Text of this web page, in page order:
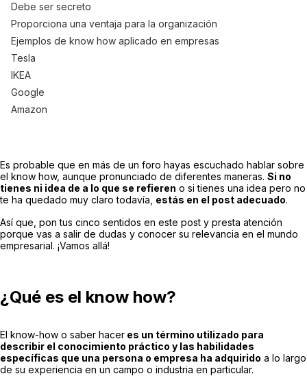
Debe ser secreto
Proporciona una ventaja para la organización
Ejemplos de know how aplicado en empresas
Tesla
IKEA
Google
Amazon
Es probable que en más de un foro hayas escuchado hablar sobre
el know how, aunque pronunciado de diferentes maneras. Si no
tienes ni idea de a lo que se refieren o si tienes una idea pero no
te ha quedado muy claro todavía, estás en el post adecuado.
Así que, pon tus cinco sentidos en este post y presta atención
porque vas a salir de dudas y conocer su relevancia en el mundo
empresarial. ¡Vamos allá!
¿Qué es el know how?
El know-how o saber hacer es un término utilizado para
describir el conocimiento práctico y las habilidades
específicas que una persona o empresa ha adquirido a lo largo
de su experiencia en un campo o industria en particular.